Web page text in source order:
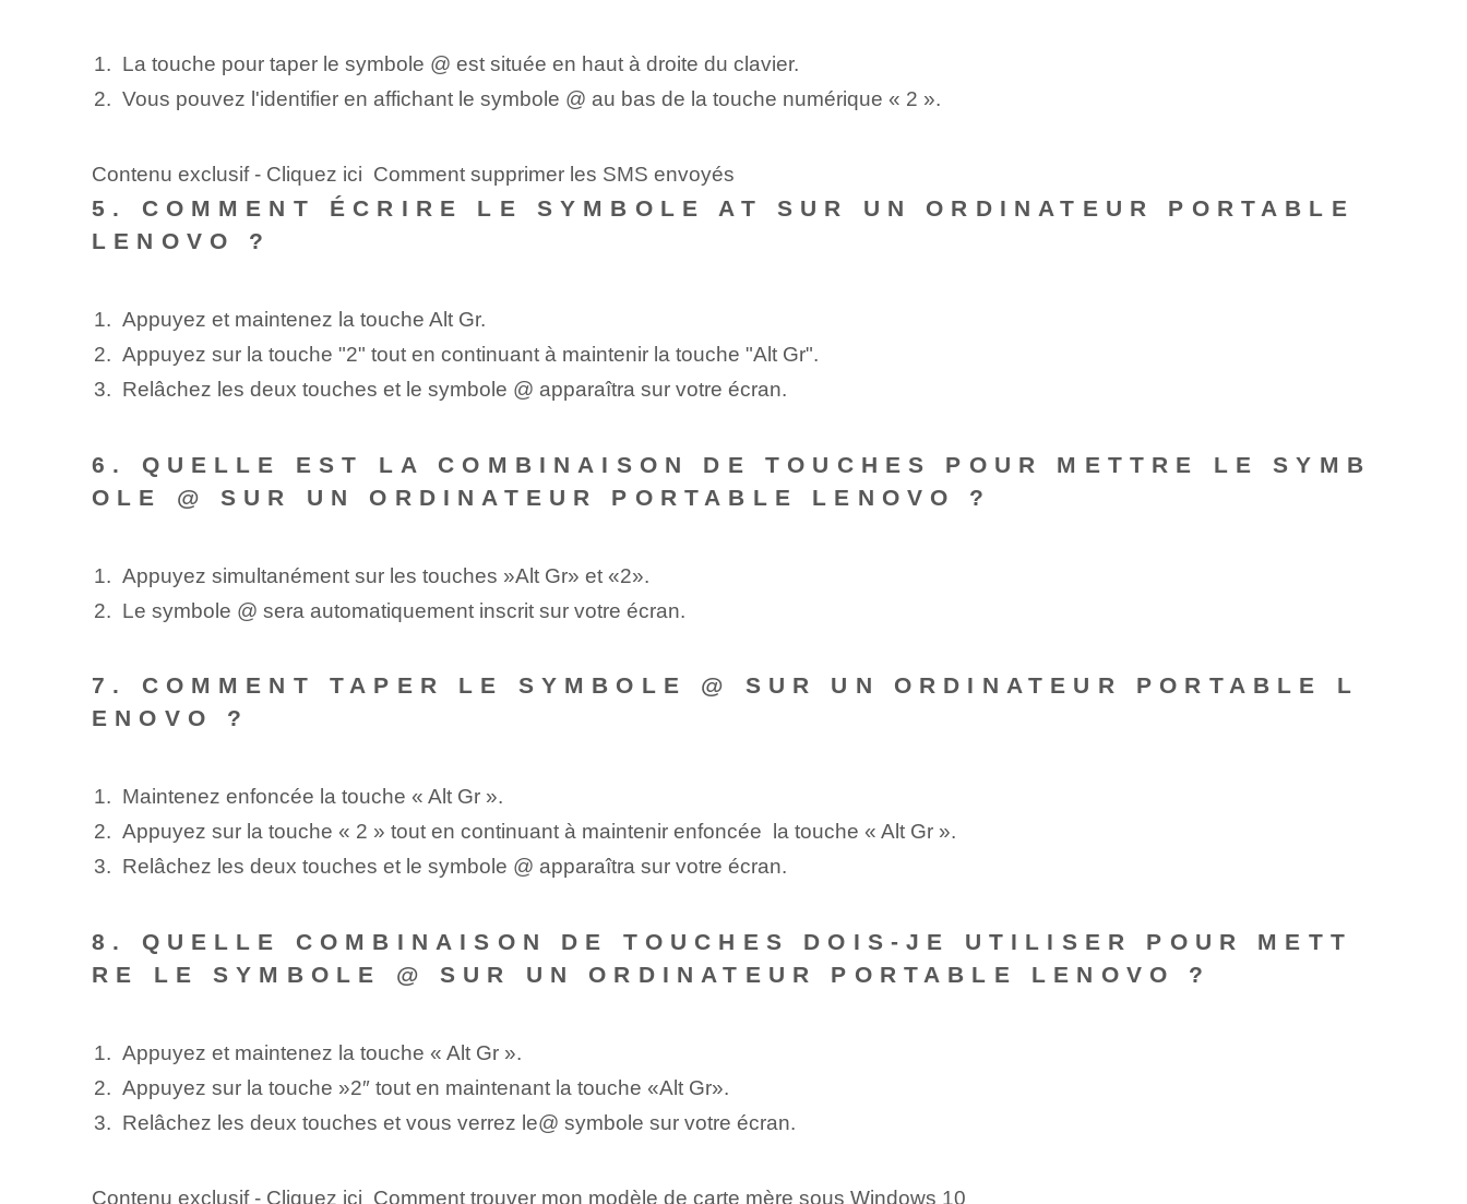
La ⁤touche​ pour taper le symbole @ est située en haut à droite‌ du clavier.
Vous pouvez l'identifier en affichant le symbole ⁢@‍ au bas de la touche numérique « 2 ».
Contenu exclusif - Cliquez ici Comment supprimer les SMS envoyés
5. COMMENT ÉCRIRE LE SYMBOLE AT SUR UN ORDINATEUR PORTABLE
LENOVO ?
Appuyez‌ et⁣ maintenez⁢ la touche ⁣Alt Gr.
Appuyez sur la touche "2" tout en continuant à maintenir⁤ la touche "Alt Gr".
Relâchez les deux touches et le symbole @ apparaîtra sur votre écran.
6. QUELLE EST LA COMBINAISON DE TOUCHES POUR METTRE LE SYMB
OLE @ SUR UN ORDINATEUR PORTABLE LENOVO ?
Appuyez simultanément sur les touches ⁣»Alt‌ Gr» et «2».
Le symbole @ sera automatiquement inscrit sur votre écran.
7. COMMENT TAPER LE SYMBOLE @ SUR UN ORDINATEUR PORTABLE L
ENOVO ?
Maintenez enfoncée la touche « Alt Gr ».
Appuyez​ sur la⁢ touche « 2 » tout en continuant à maintenir enfoncée ⁢ la touche « Alt Gr ».
Relâchez les deux touches et le symbole @ apparaîtra sur votre écran.
8. QUELLE COMBINAISON DE TOUCHES DOIS-JE UTILISER POUR METT
RE LE SYMBOLE @ SUR UN ORDINATEUR PORTABLE LENOVO ?
Appuyez et maintenez la touche « Alt‍ Gr ».
Appuyez sur la touche ⁣»2″ tout en maintenant⁢ la touche «Alt Gr».
Relâchez les deux touches ⁣et vous verrez le⁤@ symbole sur‍ votre écran.
Contenu exclusif - Cliquez ici Comment trouver mon modèle de carte mère sous Windows 10